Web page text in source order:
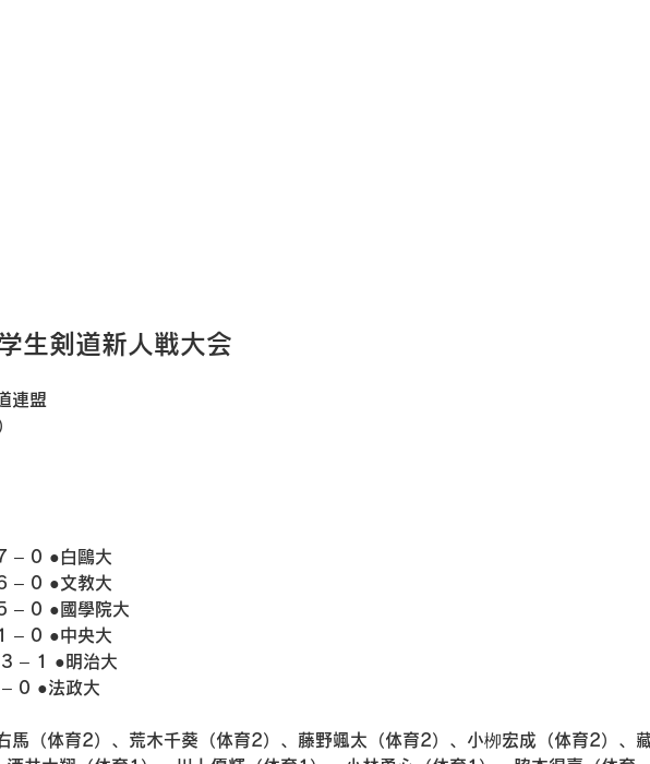
生剣道新人戦大会
連盟
– 0 ●白鷗大
– 0 ●文教大
– 0 ●國學院大
– 0 ●中央大
3 – 1 ●明治大
0 ●法政大
馬（体育2）、荒木千葵（体育2）、藤野颯太（体育2）、小栁宏成（体育2）、